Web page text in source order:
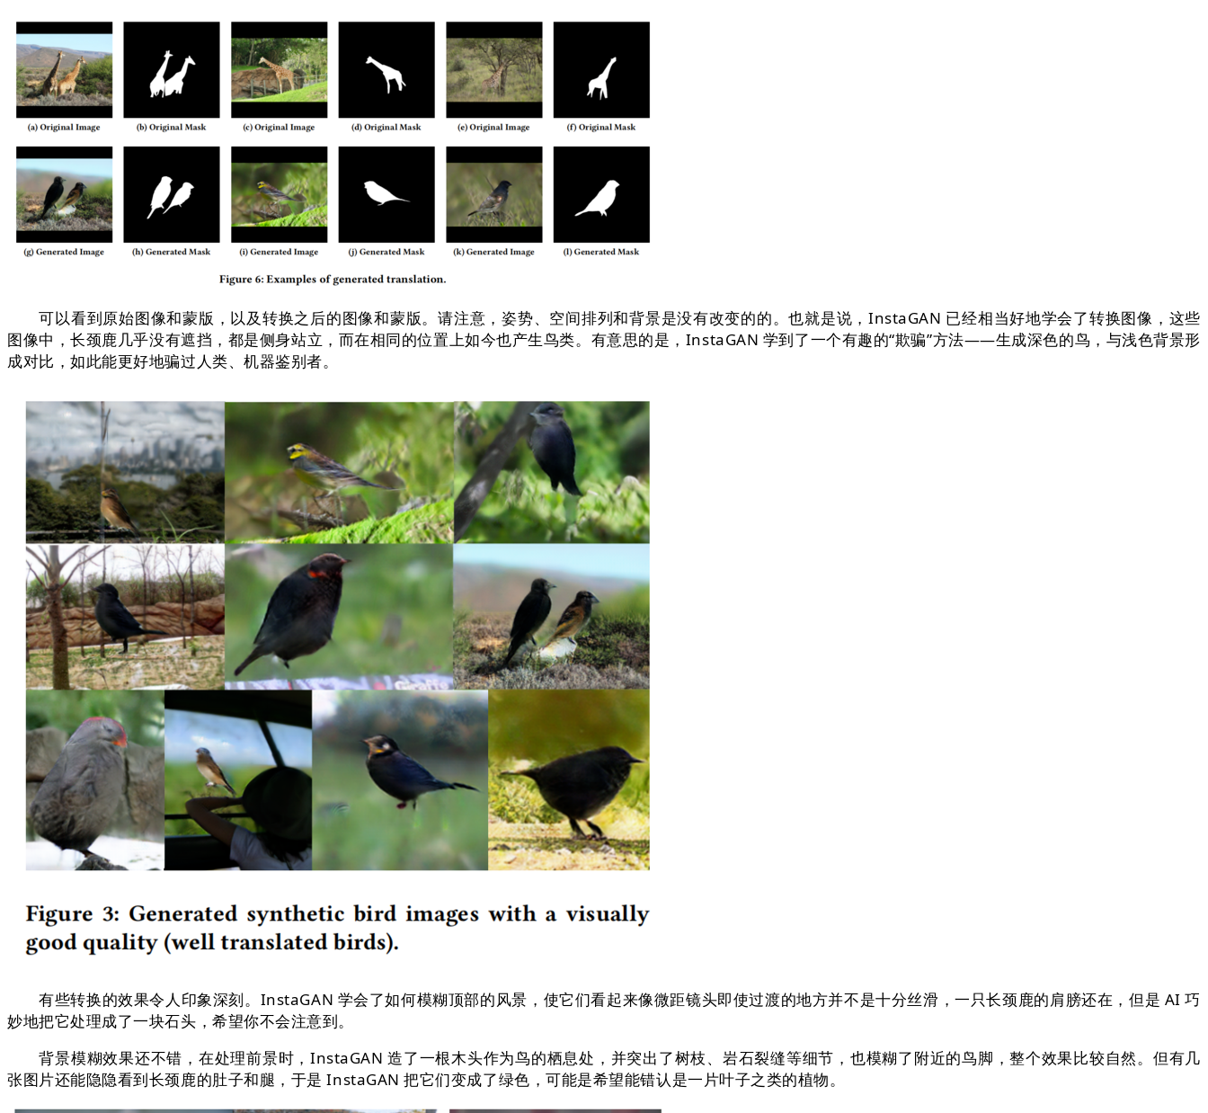
可以看到原始图像和蒙版，以及转换之后的图像和蒙版。请注意，姿势、空间排列和背景是没有改变的的。也就是说，InstaGAN 已经相当好地学会了转换图像，这些
图像中，长颈鹿几乎没有遮挡，都是侧身站立，而在相同的位置上如今也产生鸟类。有意思的是，InstaGAN 学到了一个有趣的“欺骗”方法——生成深色的鸟，与浅色背景形
成对比，如此能更好地骗过人类、机器鉴别者。
有些转换的效果令人印象深刻。InstaGAN 学会了如何模糊顶部的风景，使它们看起来像微距镜头即使过渡的地方并不是十分丝滑，一只长颈鹿的肩膀还在，但是 AI 巧
妙地把它处理成了一块石头，希望你不会注意到。
背景模糊效果还不错，在处理前景时，InstaGAN 造了一根木头作为鸟的栖息处，并突出了树枝、岩石裂缝等细节，也模糊了附近的鸟脚，整个效果比较自然。但有几
张图片还能隐隐看到长颈鹿的肚子和腿，于是 InstaGAN 把它们变成了绿色，可能是希望能错认是一片叶子之类的植物。